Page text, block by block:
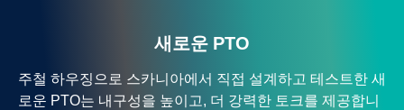
새로운 PTO
주철 하우징으로 스카니아에서 직접 설계하고 테스트한 새
로운 PTO는 내구성을 높이고, 더 강력한 토크를 제공합니